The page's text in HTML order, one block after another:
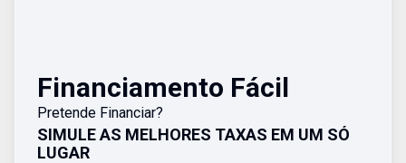
Financiamento Fácil
Pretende Financiar?
SIMULE AS MELHORES TAXAS EM UM SÓ
LUGAR